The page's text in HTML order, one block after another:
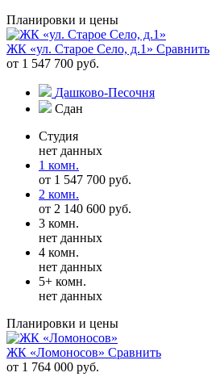
Планировки и цены
ЖК «ул. Старое Село, д.1» Сравнить
от 1 547 700 руб.
Дашково-Песочня
Сдан
Студия
нет данных
1 комн.
от 1 547 700 руб.
2 комн.
от 2 140 600 руб.
3 комн.
нет данных
4 комн.
нет данных
5+ комн.
нет данных
Планировки и цены
ЖК «Ломоносов» Сравнить
от 1 764 000 руб.